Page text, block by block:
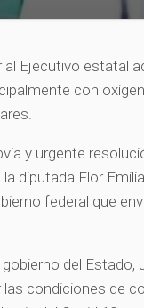
Ejecutivo estatal
con
y urgente
diputada Flor
federal que
del Estado,
condiciones de